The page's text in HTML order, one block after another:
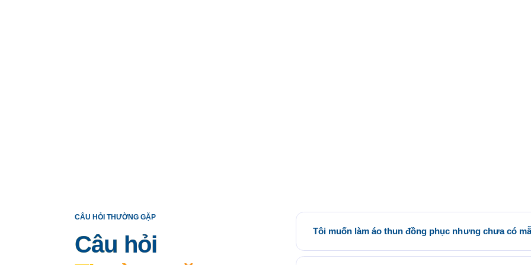
CÂU HỎI THƯỜNG GẶP
Câu hỏi
Tôi muốn làm áo thun đồng phục nhưng chưa có
phòng Saigon Uniform tại địa chỉ 21/6 Lê Thị Hà, Thới Tam